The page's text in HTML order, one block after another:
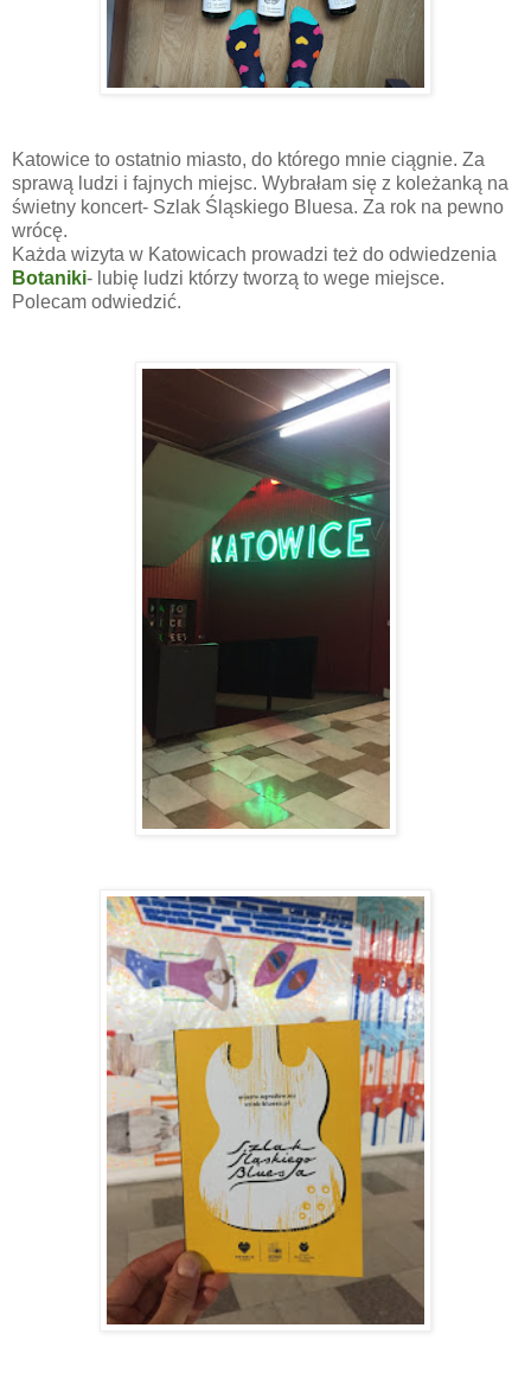
Katowice to ostatnio miasto, do którego mnie ciągnie. Za
sprawą ludzi i fajnych miejsc. Wybrałam się z koleżanką na
świetny koncert- Szlak Śląskiego Bluesa. Za rok na pewno
wrócę.
Każda wizyta w Katowicach prowadzi też do odwiedzenia
Botaniki- lubię ludzi którzy tworzą to wege miejsce.
Polecam odwiedzić.